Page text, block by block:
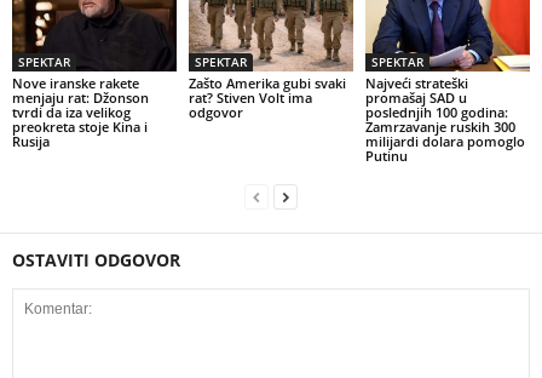
SPEKTAR
Nove iranske rakete
menjaju rat: Džonson
tvrdi da iza velikog
preokreta stoje Kina i
Rusija
SPEKTAR
Zašto Amerika gubi svaki
rat? Stiven Volt ima
odgovor
SPEKTAR
Najveći strateški
promašaj SAD u
poslednjih 100 godina:
Zamrzavanje ruskih 300
milijardi dolara pomoglo
Putinu
OSTAVITI ODGOVOR